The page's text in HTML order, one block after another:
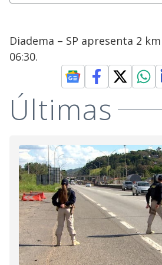
Diadema – SP apresenta 2
06:30.
Últimas